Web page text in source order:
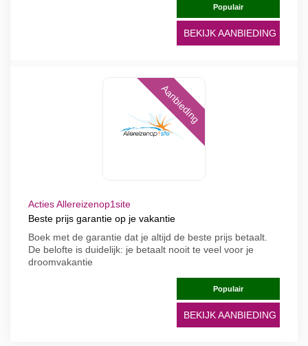
Populair
BEKIJK AANBIEDING
Aanbieding
Acties Allereizenop1site
Beste prijs garantie op je vakantie
Boek met de garantie dat je altijd de beste prijs betaalt.
De belofte is duidelijk: je betaalt nooit te veel voor je
droomvakantie
Populair
BEKIJK AANBIEDING